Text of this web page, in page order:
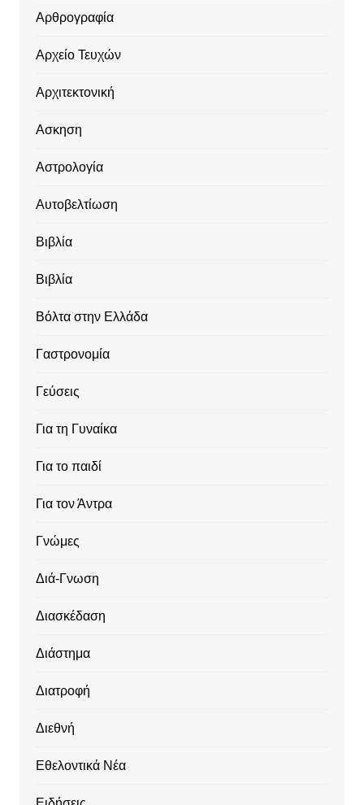
Αρθρογραφία
Αρχείο Τευχών
Αρχιτεκτονική
Ασκηση
Αστρολογία
Αυτοβελτίωση
Βιβλία
Βιβλία
Βόλτα στην Ελλάδα
Γαστρονομία
Γεύσεις
Για τη Γυναίκα
Για το παιδί
Για τον Άντρα
Γνώμες
Διά-Γνωση
Διασκέδαση
Διάστημα
Διατροφή
Διεθνή
Εθελοντικά Νέα